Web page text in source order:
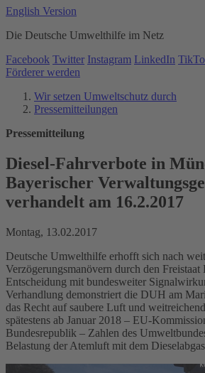
English Version
Die Deutsche Umwelthilfe im Netz
Facebook Twitter Instagram LinkedIn
Förderer werden
Wir setzen Umweltschutz durch
Pressemitteilungen
Pressemitteilung
Diesel-Fahrverbote in
Bayerischer
verhandelt am 16.2.2017
Montag, 13.02.2017
Deutsche Umwelthilfe erhofft sich nach
Verzögerungsmanövern durch den Freistaat
Entscheidung mit bundesweiter
Verhandlung demonstriert die DUH am
das Recht auf saubere Luft und
spätestens ab Januar 2018 – EU-
Bundesrepublik – Zahlen des
Belastung der Atemluft mit dem